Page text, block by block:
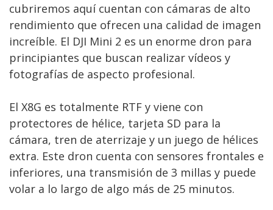
cubriremos aquí cuentan con cámaras de alto
rendimiento que ofrecen una calidad de imagen
increíble. El DJI Mini 2 es un enorme dron para
principiantes que buscan realizar vídeos y
fotografías de aspecto profesional.
El X8G es totalmente RTF y viene con
protectores de hélice, tarjeta SD para la
cámara, tren de aterrizaje y un juego de hélices
extra. Este dron cuenta con sensores frontales e
inferiores, una transmisión de 3 millas y puede
volar a lo largo de algo más de 25 minutos.